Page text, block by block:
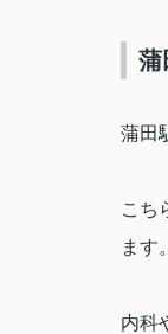
蒲
蒲田
こち
ます。
内科